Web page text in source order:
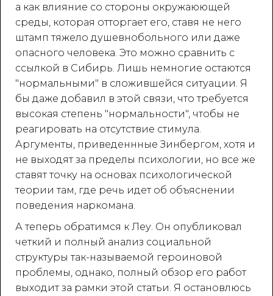
а как влияние со стороны окружаюющей
среды, которая отторгает его, ставя не него
штамп тяжело душевнобольного или даже
опасного человека. Это можно сравнить с
ссылкой в Сибирь. Лишь немногие остаются
"нормальными" в сложившейся ситуации. Я
бы даже добавил в этой связи, что требуется
высокая степень "нормальности", чтобы не
реагировать на отсутствие стимула.
Аргументы, приведеннные Зинбергом, хотя и
не выходят за пределы психологии, но все же
ставят точку на основах психологической
теории там, где речь идет об объяснении
поведения наркомана.
А теперь обратимся к Леу. Он опубликовал
четкий и полный анализ социальной
структуры так-называемой героиновой
проблемы, однако, полный обзор его работ
выходит за рамки этой статьи. Я остановлюсь